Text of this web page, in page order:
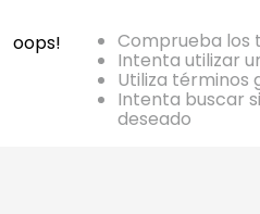
oops! Comprueba los
Intenta utilizar
Utiliza términos
Intenta buscar
deseado